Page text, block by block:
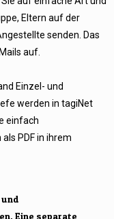
Eltern auf der
senden. Das
auf.
Einzel- und
werden in tagiNet
einfach
PDF in ihrem
Eine separate